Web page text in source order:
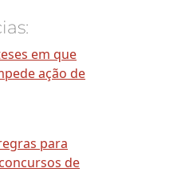
em que
ação de
para
de